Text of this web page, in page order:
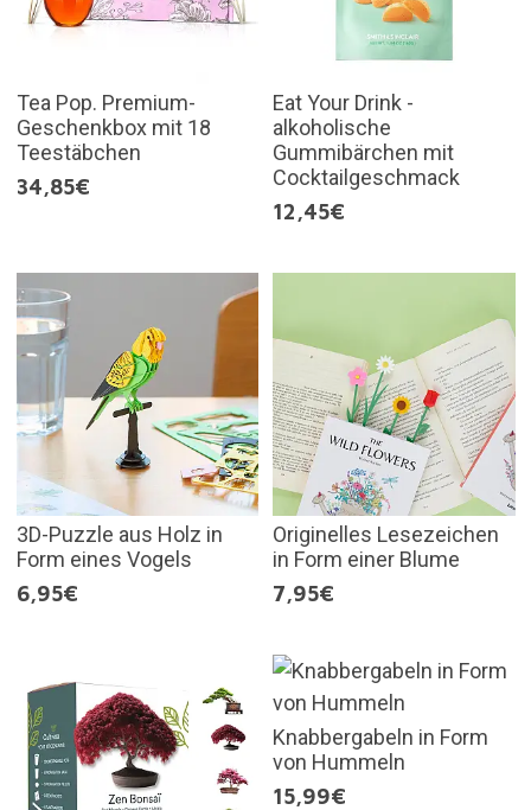
Tea Pop. Premium-
Geschenkbox mit 18
Teestäbchen
34,85€
Eat Your Drink -
alkoholische
Gummibärchen mit
Cocktailgeschmack
12,45€
3D-Puzzle aus Holz in
Form eines Vogels
6,95€
Originelles Lesezeichen
in Form einer Blume
7,95€
Knabbergabeln in Form
von Hummeln
15,99€